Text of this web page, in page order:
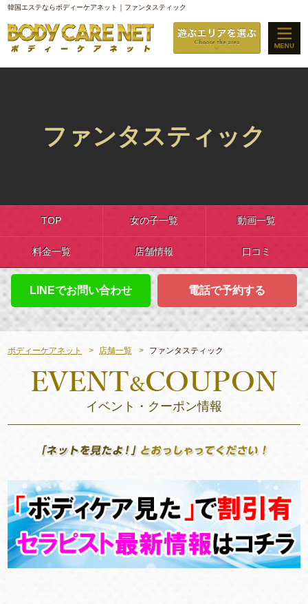
韓国エステならボディーケアネット｜ファンタスティック
ファンタスティック
TOP 女の子一覧 動画一覧
料金一覧 店舗情報 口コミ
LINEでお問い合わせ 電話で予約する
ボディーケアネット 店舗一覧 ファンタスティック
イベント・クーポン情報